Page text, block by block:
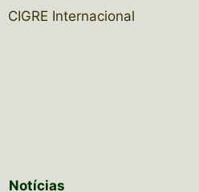
CIGRE Internacional
Notícias